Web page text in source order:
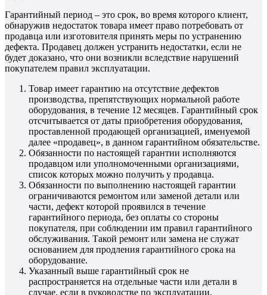
Гарантийный период – это срок, во время которого клиент,
обнаружив недостаток товара имеет право потребовать от
продавца или изготовителя принять меры по устранению
дефекта. Продавец должен устранить недостатки, если не
будет доказано, что они возникли вследствие нарушений
покупателем правил эксплуатации.
Товар имеет гарантию на отсутствие дефектов
производства, препятствующих нормальной работе
оборудования, в течение 12 месяцев. Гарантийный срок
отсчитывается от даты приобретения оборудования,
проставленной продающей организацией, именуемой
далее «продавец», в данном гарантийном обязательстве.
Обязанности по настоящей гарантии исполняются
продавцом или уполномоченными организациями,
список которых можно получить у продавца.
Обязанности по выполнению настоящей гарантии
ограничиваются ремонтом или заменой детали или
части, дефект которой проявился в течение
гарантийного периода, без оплаты со стороны
покупателя, при соблюдении им правил гарантийного
обслуживания. Такой ремонт или замена не служат
основанием для продления гарантийного срока на
оборудование.
Указанный выше гарантийный срок не
распространяется на отдельные части или детали в
случае, если в руководстве по эксплуатации,